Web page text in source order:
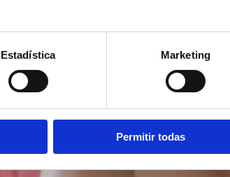
Estadística Marketing
Permitir todas